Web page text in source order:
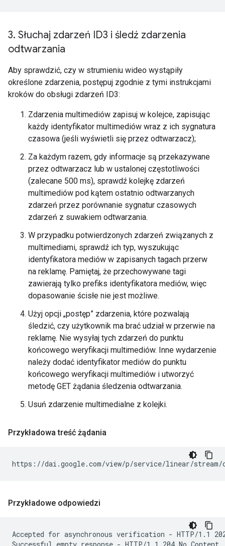
3. Słuchaj zdarzeń ID3 i śledź zdarzenia
odtwarzania
Aby sprawdzić, czy w strumieniu wideo wystąpiły
określone zdarzenia, postępuj zgodnie z tymi instrukcjami
kroków do obsługi zdarzeń ID3:
Zdarzenia multimediów zapisuj w kolejce, zapisując
każdy identyfikator multimediów wraz z ich sygnatura
czasowa (jeśli wyświetli się przez odtwarzacz);
Za każdym razem, gdy informacje są przekazywane
przez odtwarzacz lub w ustalonej częstotliwości
(zalecane 500 ms), sprawdź kolejkę zdarzeń
multimediów pod kątem ostatnio odtwarzanych
zdarzeń przez porównanie sygnatur czasowych
zdarzeń z suwakiem odtwarzania.
W przypadku potwierdzonych zdarzeń związanych z
multimediami, sprawdź ich typ, wyszukując
identyfikatora mediów w zapisanych tagach przerw
na reklamę. Pamiętaj, że przechowywane tagi
zawierają tylko prefiks identyfikatora mediów, więc
dopasowanie ścisłe nie jest możliwe.
Użyj opcji „postęp” zdarzenia, które pozwalają
śledzić, czy użytkownik ma brać udział w przerwie na
reklamę. Nie wysyłaj tych zdarzeń do punktu
końcowego weryfikacji multimediów. Inne wydarzenie
należy dodać identyfikator mediów do punktu
końcowego weryfikacji multimediów i utworzyć
metodę GET żądania śledzenia odtwarzania.
Usuń zdarzenie multimedialne z kolejki.
Przykładowa treść żądania
Przykładowe odpowiedzi
Accepted for asynchronous verification - HTTP/1.1